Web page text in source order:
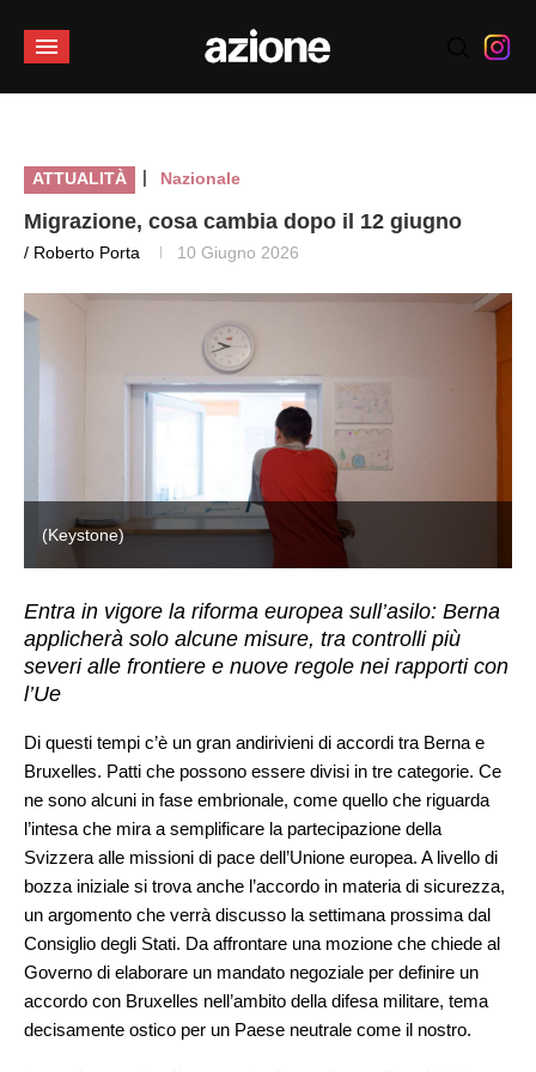
ATTUALITÀ | Nazionale
Migrazione, cosa cambia dopo il 12 giugno
/ Roberto Porta 10 Giugno 2026
(Keystone)
Entra in vigore la riforma europea sull’asilo: Berna
applicherà solo alcune misure, tra controlli più
severi alle frontiere e nuove regole nei rapporti con
l’Ue
Di questi tempi c’è un gran andirivieni di accordi tra Berna e
Bruxelles. Patti che possono essere divisi in tre categorie. Ce
ne sono alcuni in fase embrionale, come quello che riguarda
l’intesa che mira a semplificare la partecipazione della
Svizzera alle missioni di pace dell’Unione europea. A livello di
bozza iniziale si trova anche l’accordo in materia di sicurezza,
un argomento che verrà discusso la settimana prossima dal
Consiglio degli Stati. Da affrontare una mozione che chiede al
Governo di elaborare un mandato negoziale per definire un
accordo con Bruxelles nell’ambito della difesa militare, tema
decisamente ostico per un Paese neutrale come il nostro.